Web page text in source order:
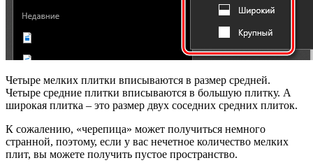
Четыре мелких плитки вписываются в размер средней.
Четыре средние плитки вписываются в большую плитку. А
широкая плитка – это размер двух соседних средних плиток.
К сожалению, «черепица» может получиться немного
странной, поэтому, если у вас нечетное количество мелких
плит, вы можете получить пустое пространство.